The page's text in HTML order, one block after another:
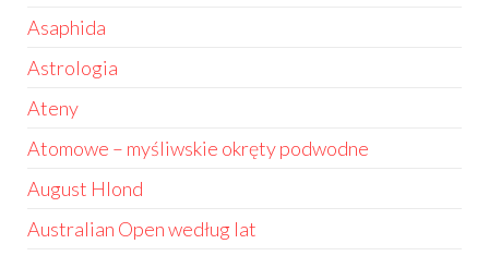
Asaphida
Astrologia
Ateny
Atomowe – myśliwskie okręty podwodne
August Hlond
Australian Open według lat